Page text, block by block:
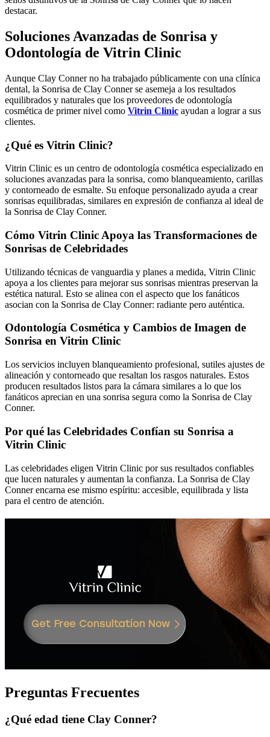
destacar.
Soluciones Avanzadas de Sonrisa y
Odontología de Vitrin Clinic
Aunque Clay Conner no ha trabajado públicamente con una clínica
dental, la Sonrisa de Clay Conner se asemeja a los resultados
equilibrados y naturales que los proveedores de odontología
cosmética de primer nivel como Vitrin Clinic ayudan a lograr a sus
clientes.
¿Qué es Vitrin Clinic?
Vitrin Clinic es un centro de odontología cosmética especializado en
soluciones avanzadas para la sonrisa, como blanqueamiento, carillas
y contorneado de esmalte. Su enfoque personalizado ayuda a crear
sonrisas equilibradas, similares en expresión de confianza al ideal de
la Sonrisa de Clay Conner.
Cómo Vitrin Clinic Apoya las Transformaciones de
Sonrisas de Celebridades
Utilizando técnicas de vanguardia y planes a medida, Vitrin Clinic
apoya a los clientes para mejorar sus sonrisas mientras preservan la
estética natural. Esto se alinea con el aspecto que los fanáticos
asocian con la Sonrisa de Clay Conner: radiante pero auténtica.
Odontología Cosmética y Cambios de Imagen de
Sonrisa en Vitrin Clinic
Los servicios incluyen blanqueamiento profesional, sutiles ajustes de
alineación y contorneado que resaltan los rasgos naturales. Estos
producen resultados listos para la cámara similares a lo que los
fanáticos aprecian en una sonrisa segura como la Sonrisa de Clay
Conner.
Por qué las Celebridades Confían su Sonrisa a
Vitrin Clinic
Las celebridades eligen Vitrin Clinic por sus resultados confiables
que lucen naturales y aumentan la confianza. La Sonrisa de Clay
Conner encarna ese mismo espíritu: accesible, equilibrada y lista
para el centro de atención.
Preguntas Frecuentes
¿Qué edad tiene Clay Conner?